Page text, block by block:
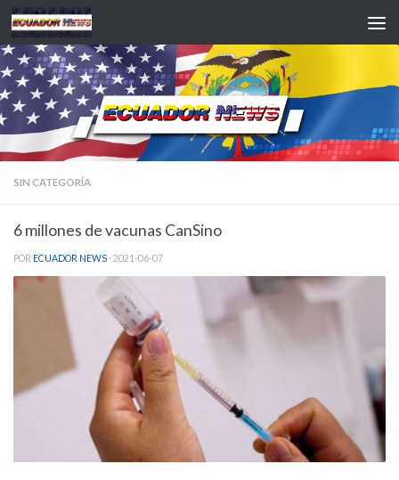
Saltar al contenido
SIN CATEGORÍA
6 millones de vacunas CanSino
POR ECUADOR NEWS · 2021-06-07